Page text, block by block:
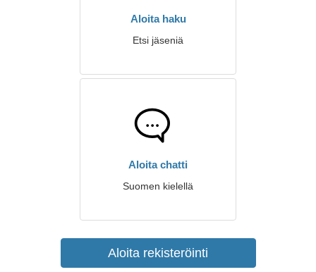
Aloita haku
Etsi jäseniä
Aloita chatti
Suomen kielellä
Aloita rekisteröinti